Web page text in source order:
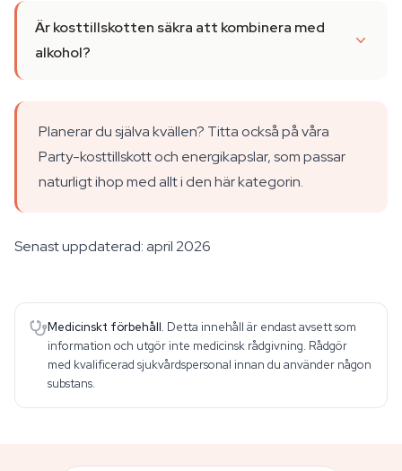
Är kosttillskotten säkra att kombinera med
alkohol?
Planerar du själva kvällen? Titta också på våra
Party-kosttillskott och energikapslar, som passar
naturligt ihop med allt i den här kategorin.
Senast uppdaterad: april 2026
Medicinskt förbehåll. Detta innehåll är endast avsett som
information och utgör inte medicinsk rådgivning. Rådgör
med kvalificerad sjukvårdspersonal innan du använder någon
substans.